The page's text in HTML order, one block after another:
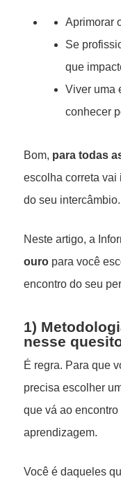
Aprimorar
Se
que
Viver uma
conhecer
Bom, para todas
escolha correta vai
do seu intercâmbio.
Neste artigo, a
ouropara você
encontro do seu
1)
nesse
É regra. Para que
precisa escolher
que vá ao
aprendizagem.
Você é daqueles